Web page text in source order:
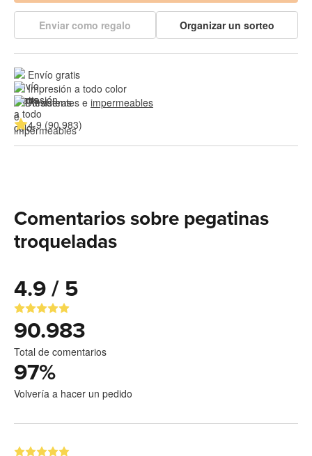
Enviar como regalo Organizar un sorteo
Envío gratis
Impresión a todo color
Resistentes e impermeables
4.9 (90.983)
Comentarios sobre pegatinas
troqueladas
4.9 / 5
90.983
Total de comentarios
97%
Volvería a hacer un pedido